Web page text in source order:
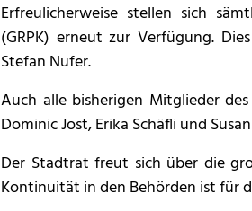
Erfreulicherweise stellen sich
(GRPK) erneut zur Verfügung.
Stefan Nufer.
Auch alle bisherigen Mitglieder
Dominic Jost, Erika Schäfli und
Der Stadtrat freut sich über die
Kontinuität in den Behörden ist für